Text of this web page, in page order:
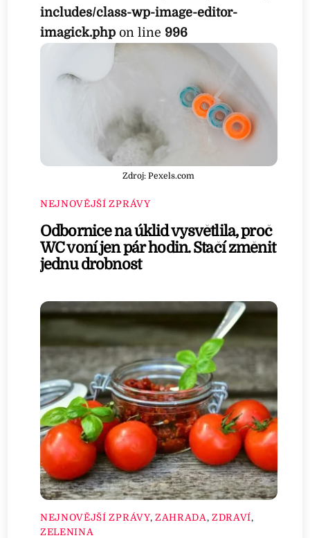
includes/class-wp-image-editor-
imagick.php on line 996
Zdroj: Pexels.com
NEJNOVĚJŠÍ ZPRÁVY
Odbornice na úklid vysvětlila, proč
WC voní jen pár hodin. Stačí změnit
jednu drobnost
NEJNOVĚJŠÍ ZPRÁVY, ZAHRADA , ZDRAVÍ,
ZELENINA